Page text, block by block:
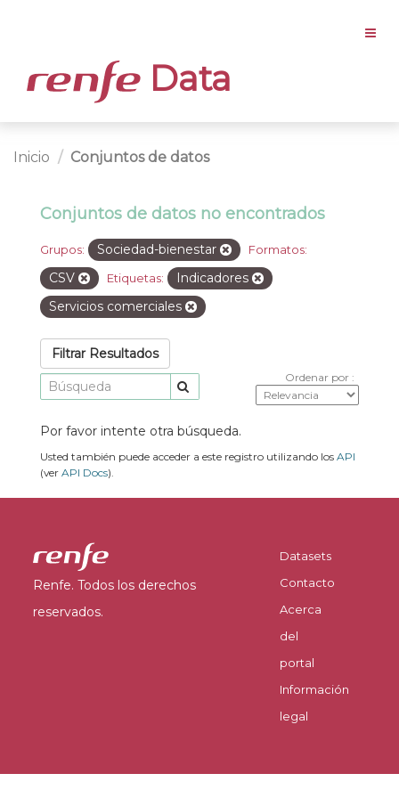
Data
Inicio Conjuntos de datos
Conjuntos de datos no encontrados
Grupos: Sociedad-bienestar Formatos:
CSV Etiquetas:
Indicadores
Servicios comerciales
Filtrar Resultados
Ordenar por
Por favor intente otra búsqueda.
Usted también puede acceder a este registro utilizando los API
(ver API Docs).
Renfe. Todos los derechos
reservados.
Datasets
Contacto
Acerca
del
portal
Información
legal